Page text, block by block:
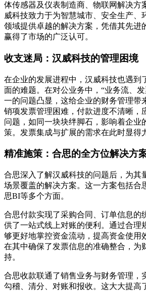
体传感器及仪表制造商、物联网解决方
威科技致力于为智慧城市、安全生产、
领域提供卓越的解决方案，凭借其先进
赢得了市场的广泛认可。
收支迷局：汉威科技的管理困境
在企业的发展进程中，汉威科技也遇到
面的难题。在对公业务中，“业务流、
一的问题凸显，这给企业的财务管理带
销项发票管理困难，付款进度不清晰，
问题，如同一块块绊脚石，影响着企业
策。发票集成与扩展的需求在此时显得
精准施策：合思的全方位解决方
合思深入了解汉威科技的问题后，为其
场景覆盖的解决方案。这一方案包括合
思BI等多个方面。
合思付款实现了采购合同、订单信息的
供了一站式线上对账的便利。通过合理
够更好地掌控资金流动，提高资金使用
在其中确保了发票信息的准确整合，为
持。
合思收款联通了销售业务与财务管理，
勾稽、清分、对账和报收。这大大提高